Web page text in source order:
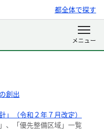
都全体で探す
創出
」（令和２年７月改定）
、「優先整備区域」一覧